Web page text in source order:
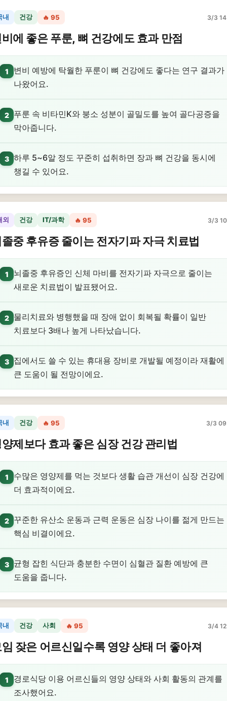
내 건강 🔥 95 3/3
에 좋은 푸룬, 뼈 건강에도 효과 만점
1
변비 예방에 탁월한 푸룬이 뼈 건강에도 좋다는 연구 결과가
나왔어요.
2
푸룬 속 비타민K와 붕소 성분이 골밀도를 높여 골다공증을
막아줍니다.
3 하루 5~6알 정도 꾸준히 섭취하면 장과 뼈 건강을 동시에
챙길 수 있어요.
외 건강 IT/과학 🔥 95 3/3
중 후유증 줄이는 전자기파 자극 치료법
1
뇌졸중 후유증인 신체 마비를 전자기파 자극으로 줄이는
새로운 치료법이 발표됐어요.
2
물리치료와 병행했을 때 장애 없이 회복될 확률이 일반
치료보다 3배나 높게 나타났습니다.
3
집에서도 쓸 수 있는 휴대용 장비로 개발될 예정이라 재활에
큰 도움이 될 전망이에요.
내 건강 🔥 95 3/3
제보다 효과 좋은 심장 건강 관리법
1
수많은 영양제를 먹는 것보다 생활 습관 개선이 심장 건강에
더 효과적이에요.
2
꾸준한 유산소 운동과 근력 운동은 심장 나이를 젊게 만드는
핵심 비결이에요.
3
균형 잡힌 식단과 충분한 수면이 심혈관 질환 예방에 큰
도움을 줍니다.
내 건강 사회 🔥 95 3/4
잦은 어르신일수록 영양 상태 더 좋아져
1
경로식당 이용 어르신들의 영양 상태와 사회 활동의 관계를
조사했어요.